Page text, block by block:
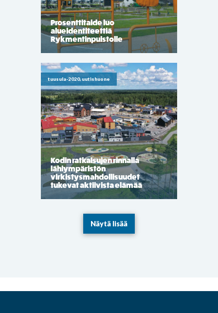
Prosenttitaide luo
alueidentiteettiä
Rykmentinpuistolle
tuusula-2020, uutishuone
Kodin ratkaisujen rinnalla
lähiympäristön
virkistysmahdollisuudet
tukevat aktiivista elämää
Näytä lisää